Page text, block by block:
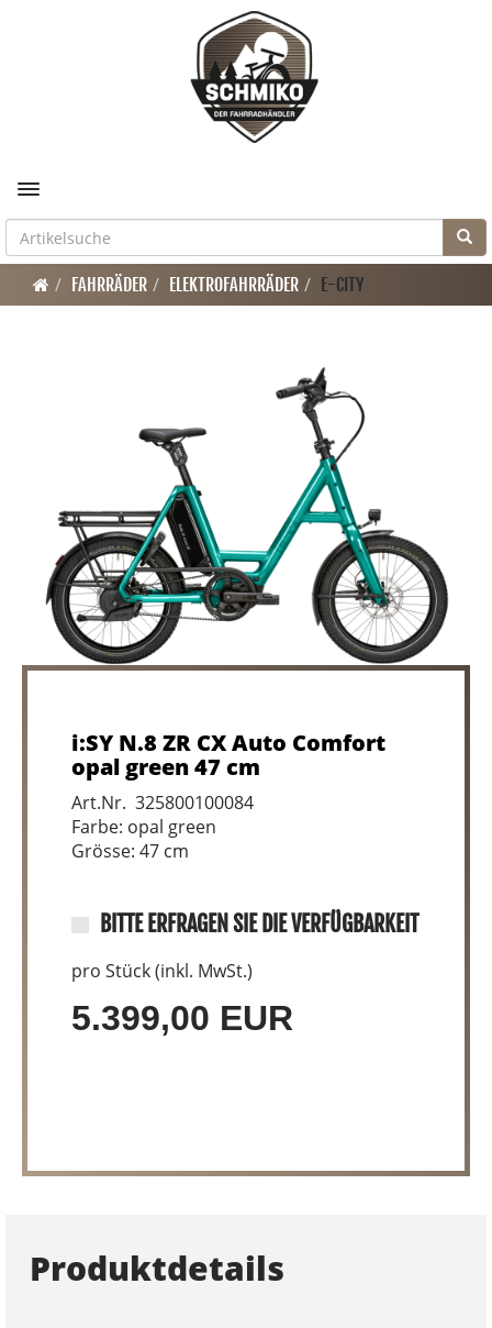
Toggle navigation
FAHRRÄDER ELEKTROFAHRRÄDER E-CITY
i:SY N.8 ZR CX Auto Comfort
opal green 47 cm
Art.Nr. 325800100084
Farbe: opal green
Grösse: 47 cm
BITTE ERFRAGEN SIE DIE VERFÜGBARKEIT
pro Stück (inkl. MwSt.)
5.399,00 EUR
Produktdetails